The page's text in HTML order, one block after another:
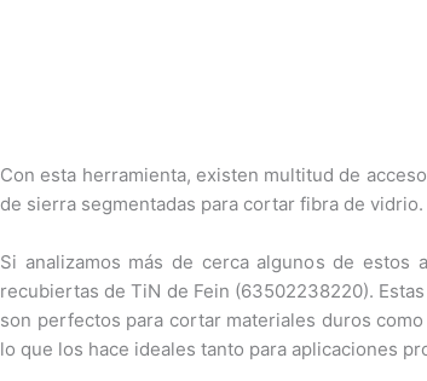
Con esta herramienta, existen multitud de
de sierra segmentadas para cortar fibra de
Si analizamos más de cerca algunos de
recubiertas de TiN de Fein (63502238220).
son perfectos para cortar materiales duros
lo que los hace ideales tanto para aplicaciones